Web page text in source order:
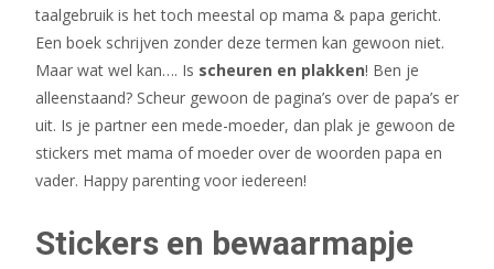
taalgebruik is het toch meestal op mama & papa gericht.
Een boek schrijven zonder deze termen kan gewoon niet.
Maar wat wel kan…. Is scheuren en plakken! Ben je
alleenstaand? Scheur gewoon de pagina’s over de papa’s er
uit. Is je partner een mede-moeder, dan plak je gewoon de
stickers met mama of moeder over de woorden papa en
vader. Happy parenting voor iedereen!
Stickers en bewaarmapje